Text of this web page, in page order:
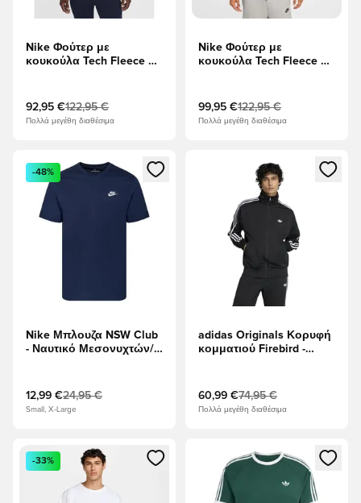
Nike Φούτερ με
κουκούλα Tech Fleece FZ
92,95 €122,95 €
Πολλά μεγέθη διαθέσιμα
Nike Φούτερ με
κουκούλα Tech Fleece FZ
99,95 €122,95 €
Πολλά μεγέθη διαθέσιμα
Ανοίγει ένα Modal για να συνδεθείτε ή να εγγραφείτε ως
-48%
Nike Μπλουζα NSW Club
- Ναυτικό Μεσονυχτών/
12,99 €24,95 €
Small, X-Large
Ανοίγει ένα Modal για να
adidas Originals Κορυφή
κομματιού Firebird -
60,99 €74,95 €
Πολλά μεγέθη διαθέσιμα
Ανοίγει ένα Modal για να συνδεθείτε ή να εγγραφείτε ως
-33%
Ανοίγει ένα Modal για να